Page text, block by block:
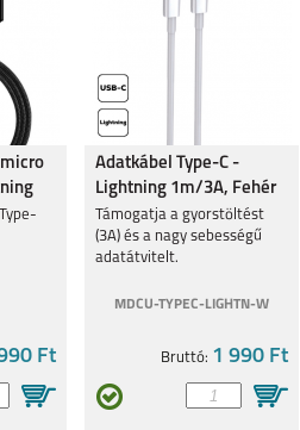
MOTOROLA G54 5G
MOTOROLA MOTO
G53 5G
Ft
Adatkábel Type-C -
Lightning 1m/3A, Fehér
Támogatja a gyorstöltést
(3A) és a nagy sebességű
adatátvitelt.
MDCU-TYPEC-LIGHTN-W
Bruttó: 1 990 Ft